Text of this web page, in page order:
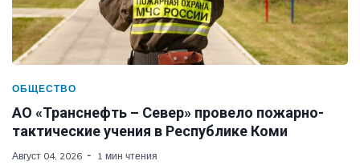
ОБЩЕСТВО
АО «Транснефть – Север» провело пожарно-
тактические учения в Республике Коми
Август 04, 2026 1 мин чтения